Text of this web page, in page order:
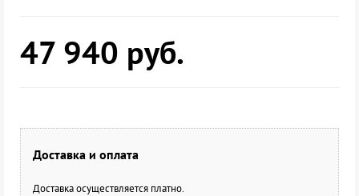
47 940 руб.
Доставка и оплата
Доставка осуществляется платно.